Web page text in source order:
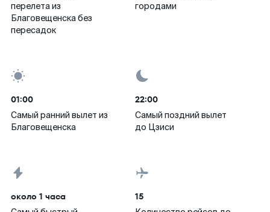
перелета из
Благовещенска без
пересадок
городами
01:00
Самый ранний вылет из
Благовещенска
22:00
Самый поздний вылет
до Цзиси
около 1 часа 15